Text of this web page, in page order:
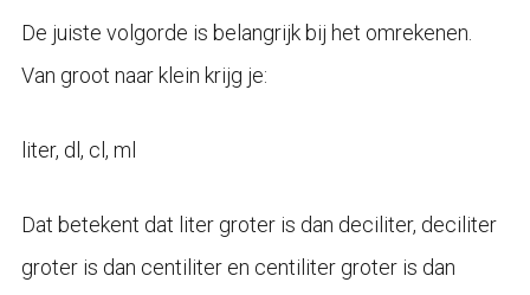
De juiste volgorde is belangrijk bij het omrekenen.
Van groot naar klein krijg je:
liter, dl, cl, ml
Dat betekent dat liter groter is dan deciliter, deciliter
groter is dan centiliter en centiliter groter is dan